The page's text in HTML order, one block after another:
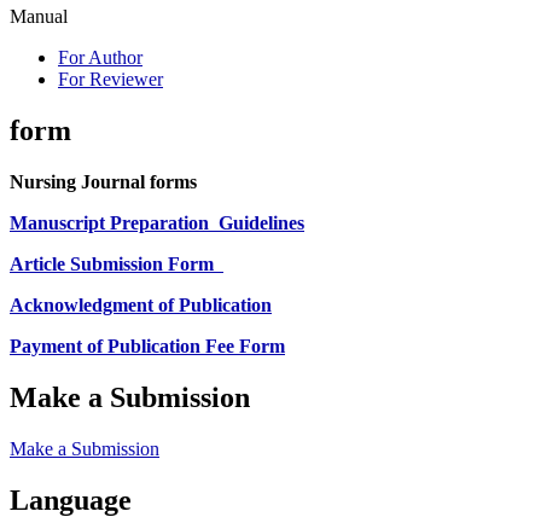
Manual
For Author
For Reviewer
form
Nursing Journal forms
Manuscript Preparation Guidelines
Article Submission Form
Acknowledgment of Publication
Payment of Publication Fee Form
Make a Submission
Make a Submission
Language